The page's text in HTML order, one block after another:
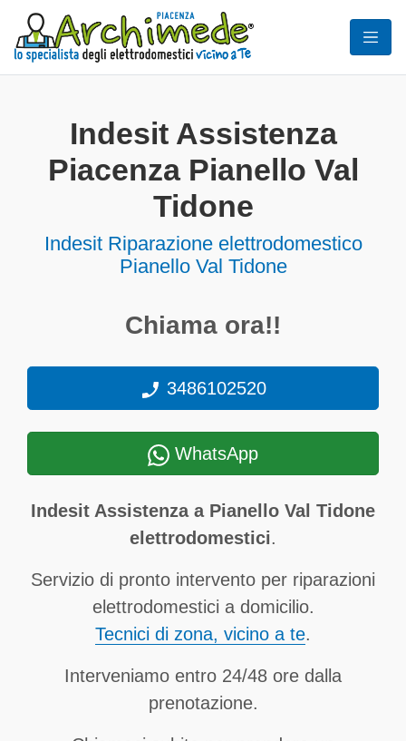
Indesit Assistenza
Piacenza Pianello Val
Tidone
Indesit Riparazione elettrodomestico
Pianello Val Tidone
Chiama ora!!
3486102520
WhatsApp
Indesit Assistenza a Pianello Val Tidone
elettrodomestici.
Servizio di pronto intervento per riparazioni
elettrodomestici a domicilio.
Tecnici di zona, vicino a te.
Interveniamo entro 24/48 ore dalla
prenotazione.